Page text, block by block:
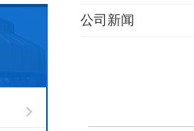
公司新闻